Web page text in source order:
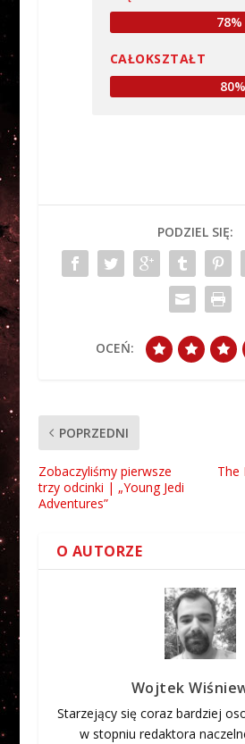
78%
CAŁOKSZTAŁT
80%
PODZIEL SIĘ:
OCEŃ:
POPRZEDNI
Zobaczyliśmy pierwsze
trzy odcinki | „Young Jedi
Adventures”
The
O AUTORZE
Wojtek
Starzejący się coraz bardziej
w stopniu redaktora